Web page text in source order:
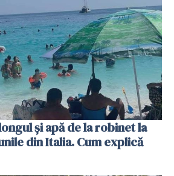
și apă de la robinet la
din Italia. Cum explică